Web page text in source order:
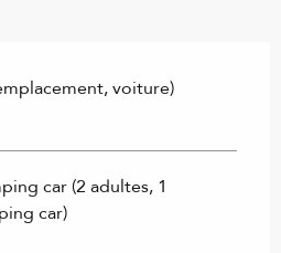
voiture)
car (2 adultes, 1
car)